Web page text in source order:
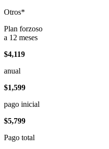
Otros*
Plan forzoso
a 12 meses
$4,119
anual
$1,599
pago inicial
$5,799
Pago total